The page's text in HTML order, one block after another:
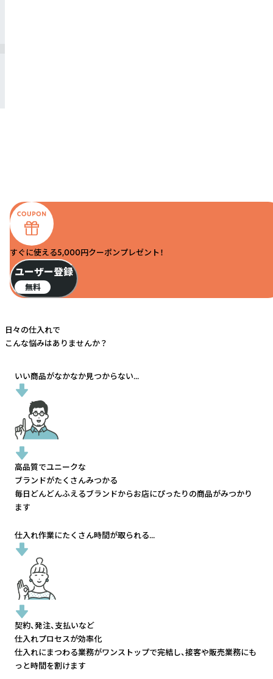
すぐに使える5,000円クーポンプレゼント！
ユーザー登録
無料
日々の仕入れで
こんな悩みはありませんか？
いい商品がなかなか見つからない...
高品質でユニークな
ブランドがたくさんみつかる
毎日どんどんふえるブランドからお店にぴったりの商品がみつかり
ます
仕入れ作業にたくさん時間が取られる...
契約、発注、支払いなど
仕入れプロセスが効率化
仕入れにまつわる業務がワンストップで完結し、接客や販売業務にも
っと時間を割けます